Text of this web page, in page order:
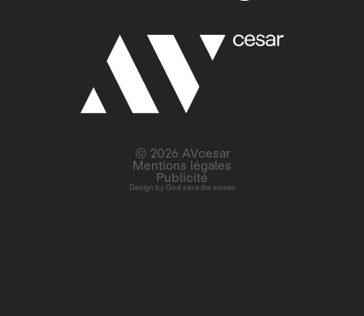
Design by God save the screen
© 2026 AVcesar
Mentions légales
Publicité